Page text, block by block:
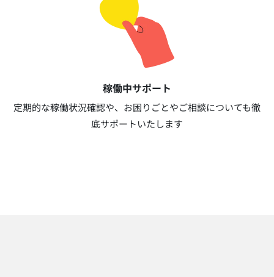
稼働中サポート​
定期的な稼働状況確認や、お困りごとやご相談についても徹
底サポートいたします​​